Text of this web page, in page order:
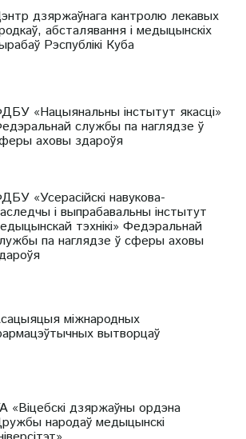
дзяржаўнага кантролю лекавых
абсталявання і медыцынскіх
Рэспублікі Куба
«Нацыянальны інстытут якасці»
службы па наглядзе ў
аховы здароўя
«Усерасійскі навукова-
і выпрабавальны інстытут
тэхнікі» Федэральнай
па наглядзе ў сферы аховы
міжнародных
вытворцаў
«Віцебскі дзяржаўны ордэна
народаў медыцынскі